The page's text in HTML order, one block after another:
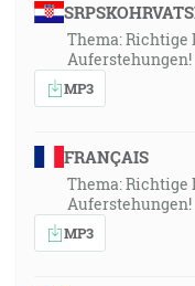
Thema: Richtige
Auferstehungen!
MP3
FRANÇAIS
Thema: Richtige
Auferstehungen!
MP3